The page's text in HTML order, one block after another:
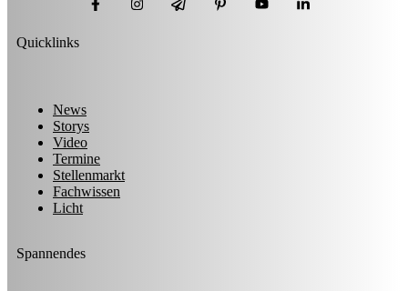
Quicklinks
News
Storys
Video
Termine
Stellenmarkt
Fachwissen
Licht
Spannendes